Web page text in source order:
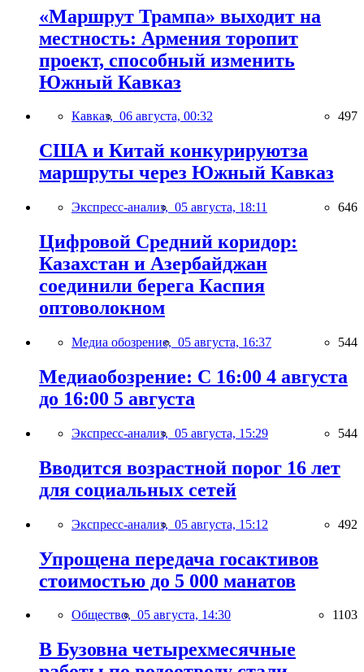
«Маршрут Трампа» выходит на
местность: Армения торопит
проект, способный изменить
Южный Кавказ
Кавказ, 06 августа, 00:32 497
США и Китай конкурируютза
маршруты через Южный Кавказ
Экспресс-анализ, 05 августа, 18:11 646
Цифровой Средний коридор:
Казахстан и Азербайджан
соединили берега Каспия
оптоволокном
Медиа обозрение, 05 августа, 16:37 544
Медиаобозрение: С 16:00 4 августа
до 16:00 5 августа
Экспресс-анализ, 05 августа, 15:29 544
Вводится возрастной порог 16 лет
для социальных сетей
Экспресс-анализ, 05 августа, 15:12 492
Упрощена передача госактивов
стоимостью до 5 000 манатов
Общество, 05 августа, 14:30 1103
В Бузовна четырехмесячные